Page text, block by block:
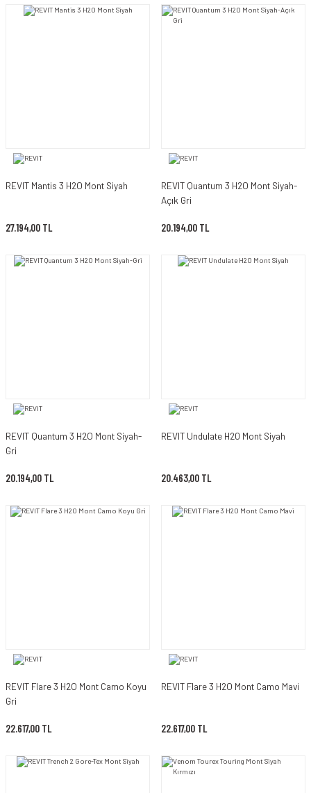
REVIT Mantis 3 H2O Mont Siyah
27.194,00 TL
REVIT Quantum 3 H2O Mont Siyah-
Açık Gri
20.194,00 TL
REVIT Quantum 3 H2O Mont Siyah-
Gri
20.194,00 TL
REVIT Undulate H20 Mont Siyah
20.463,00 TL
REVIT Flare 3 H2O Mont Camo Koyu
Gri
22.617,00 TL
REVIT Flare 3 H2O Mont Camo Mavi
22.617,00 TL